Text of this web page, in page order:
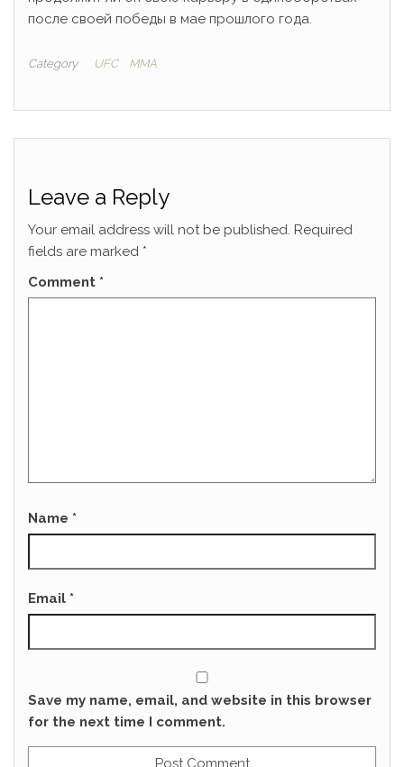
после своей победы в мае прошлого года.
Category UFC ММА
Leave a Reply
Your email address will not be published. Required
fields are marked *
Comment *
Name *
Email *
Save my name, email, and website in this browser
for the next time I comment.